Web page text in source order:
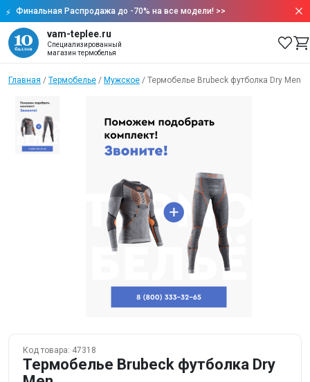
Финальная Распродажа до -70% на все модели! >>
vam-teplee.ru
Специализированный
магазин термобелья
Главная / Термобелье / Мужское / Термобелье Brubeck футболка Dry Men
Код товара: 47318
Термобелье Brubeck футболка Dry